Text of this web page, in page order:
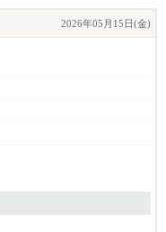
2026年05月15日(金)